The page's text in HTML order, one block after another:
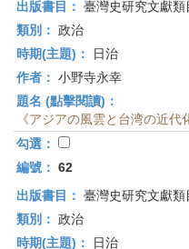
出版書目： 臺灣史研究文獻
類別： 政治
時期(主題)：
日治
作者： 小野寺永幸
題名 (點擊閱讀)：
《アジアの風雲と台湾の近代
勾選：
編號： 62
出版書目： 臺灣史研究文獻
類別： 政治
時期(主題)：
日治